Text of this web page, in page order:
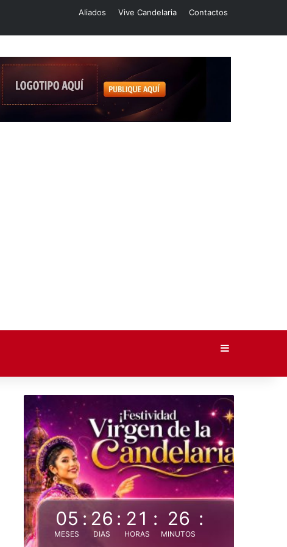
Aliados Vive Candelaria Contactos
05
MESES
: 26
DIAS
: 21
HORAS
: 26
MINUTOS
: